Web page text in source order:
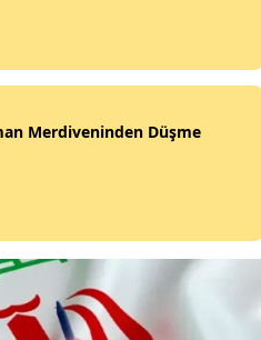
Merdiveninden Düşme